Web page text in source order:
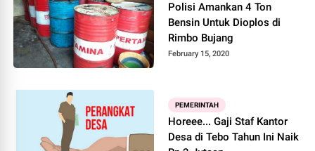
Polisi Amankan 4 Ton
Bensin Untuk Dioplos di
Rimbo Bujang
February 15, 2020
PEMERINTAH
Horeee... Gaji Staf Kantor
Desa di Tebo Tahun Ini Naik